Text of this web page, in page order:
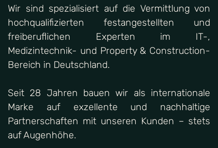
Wir sind spezialisiert auf die Vermittlung von
hochqualifizierten festangestellten und
freiberuflichen Experten im IT-,
Medizintechnik- und Property & Construction-
Bereich in Deutschland.
Seit 28 Jahren bauen wir als internationale
Marke auf exzellente und nachhaltige
Partnerschaften mit unseren Kunden – stets
auf Augenhöhe.